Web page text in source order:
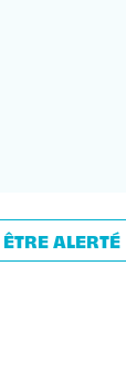
ÊTRE ALERTÉ